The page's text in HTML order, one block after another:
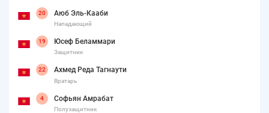
20 Аюб Эль-Кааби
Нападающий
19 Юсеф Беламмари
Защитник
22 Ахмед Реда Тагнаути
Вратарь
4 Софьян Амрабат
Полузащитник